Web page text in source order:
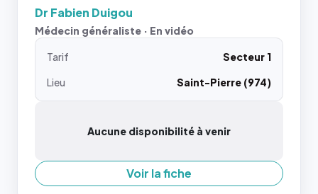
Dr Fabien Duigou
Médecin généraliste · En vidéo
Tarif
Secteur 1
Lieu
Saint-Pierre (974)
Aucune disponibilité à venir
Voir la fiche